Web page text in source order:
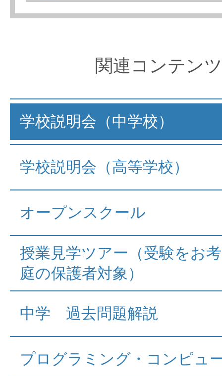
関連コンテンツ
学校説明会（中学校）
学校説明会（高等学校）
オープンスクール
授業見学ツアー（受験をお
庭の保護者対象）
中学 過去問題解説
プログラミング・コンピュ